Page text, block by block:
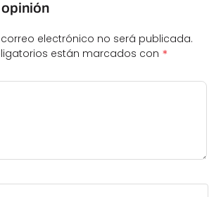
electrónico no será publicada.
están marcados con *